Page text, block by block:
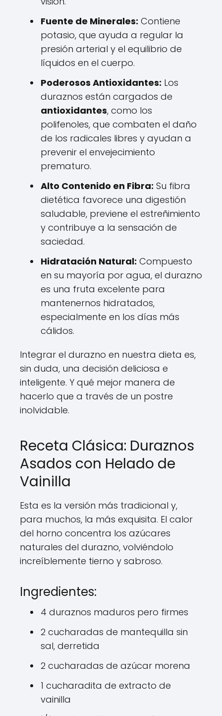
Fuente de Minerales: Contiene
potasio, que ayuda a regular la
presión arterial y el equilibrio de
líquidos en el cuerpo.
Poderosos Antioxidantes: Los
duraznos están cargados de
antioxidantes, como los
polifenoles, que combaten el daño
de los radicales libres y ayudan a
prevenir el envejecimiento
prematuro.
Alto Contenido en Fibra: Su fibra
dietética favorece una digestión
saludable, previene el estreñimiento
y contribuye a la sensación de
saciedad.
Hidratación Natural: Compuesto
en su mayoría por agua, el durazno
es una fruta excelente para
mantenernos hidratados,
especialmente en los días más
cálidos.
Integrar el durazno en nuestra dieta es,
sin duda, una decisión deliciosa e
inteligente. Y qué mejor manera de
hacerlo que a través de un postre
inolvidable.
Receta Clásica: Duraznos
Asados con Helado de
Vainilla
Esta es la versión más tradicional y,
para muchos, la más exquisita. El calor
del horno concentra los azúcares
naturales del durazno, volviéndolo
increíblemente tierno y sabroso.
Ingredientes:
4 duraznos maduros pero firmes
2 cucharadas de mantequilla sin
sal, derretida
2 cucharadas de azúcar morena
1 cucharadita de extracto de
vainilla